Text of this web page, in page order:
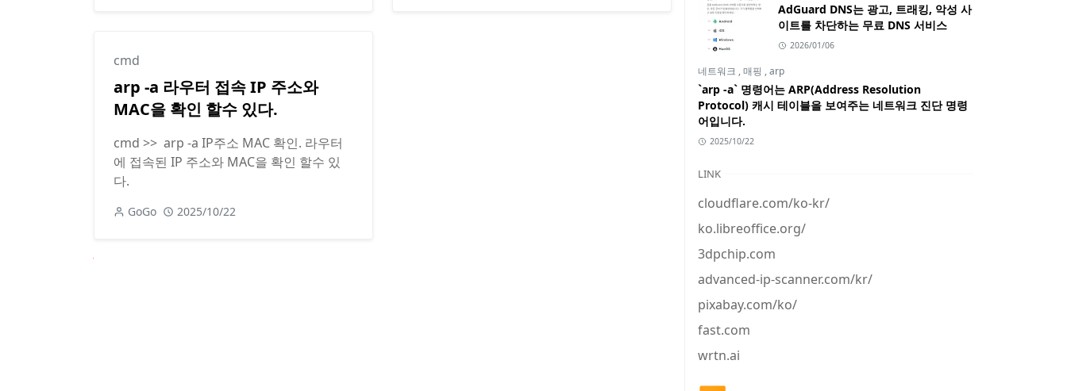
cmd
arp -a 라우터 접속 IP 주소와
MAC을 확인 할수 있다.
cmd >> arp -a IP주소 MAC 확인. 라우터
에 접속된 IP 주소와 MAC을 확인 할수 있
다.
GoGo 2025/10/22
AdGuard DNS는 광고, 트래킹, 악성 사
이트를 차단하는 무료 DNS 서비스
2026/01/06
네트워크 ,매핑 ,arp
`arp -a` 명령어는 ARP(Address Resolution
Protocol) 캐시 테이블을 보여주는 네트워크 진단 명령
어입니다.
2025/10/22
LINK
cloudflare.com/ko-kr/
ko.libreoffice.org/
3dpchip.com
advanced-ip-scanner.com/kr/
pixabay.com/ko/
fast.com
wrtn.ai